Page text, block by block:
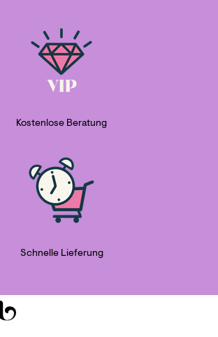
Kostenlose Beratung
Schnelle Lieferung